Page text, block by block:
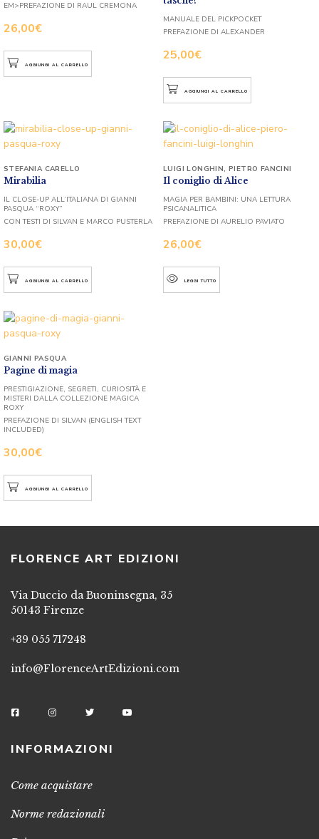
26,00€
EM>PREFAZIONE DI RAUL CREMONA
AGGIUNGI AL CARRELLO
25,00€
MANUALE DEL PICKPOCKET
PREFAZIONE DI ALEXANDER
AGGIUNGI AL CARRELLO
Mirabilia
30,00€
STEFANIA CARELLO
IL CLOSE-UP ALL’ITALIANA DI GIANNI
PASQUA “ROXY”
CON TESTI DI SILVAN E MARCO PUSTERLA
AGGIUNGI AL CARRELLO
Il coniglio di Alice
26,00€
LUIGI LONGHIN,PIETRO FANCINI
MAGIA PER BAMBINI: UNA LETTURA
PSICANALITICA
PREFAZIONE DI AURELIO PAVIATO
LEGGI TUTTO
Pagine di magia
30,00€
GIANNI PASQUA
PRESTIGIAZIONE, SEGRETI, CURIOSITÀ E
MISTERI DALLA COLLEZIONE MAGICA
ROXY
PREFAZIONE DI SILVAN (ENGLISH TEXT
INCLUDED)
AGGIUNGI AL CARRELLO
FLORENCE ART EDIZIONI
Via Duccio da Buoninsegna, 35
50143 Firenze
+39 055 717248
info@FlorenceArtEdizioni.com
INFORMAZIONI
Come acquistare
Norme redazionali